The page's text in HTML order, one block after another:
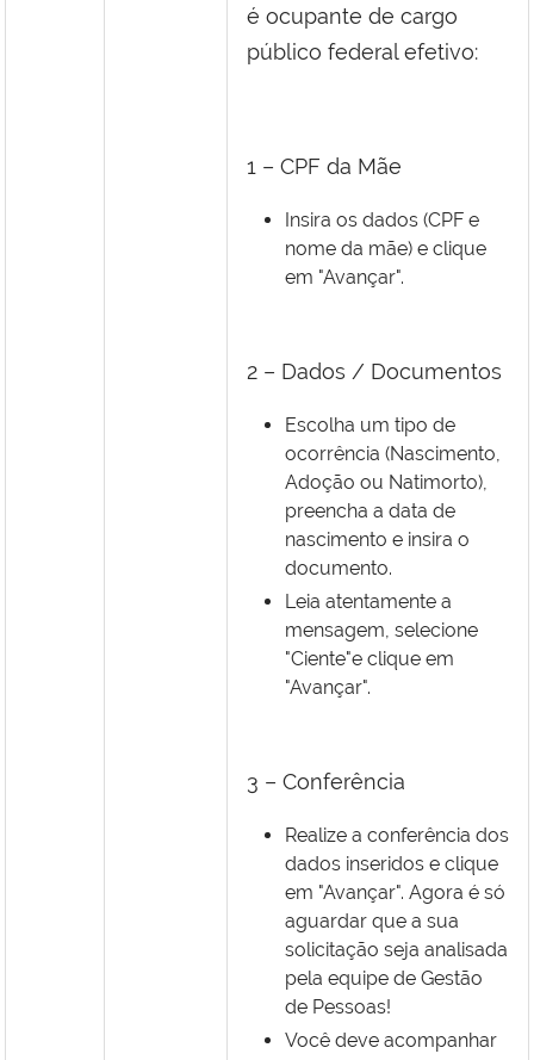
é ocupante de cargo
público federal efetivo:
1 – CPF da Mãe
Insira os dados (CPF e
nome da mãe) e clique
em "Avançar".
2 – Dados / Documentos
Escolha um tipo de
ocorrência (Nascimento,
Adoção ou Natimorto),
preencha a data de
nascimento e insira o
documento.
Leia atentamente a
mensagem, selecione
"Ciente"e clique em
"Avançar".
3 – Conferência
Realize a conferência dos
dados inseridos e clique
em "Avançar". Agora é só
aguardar que a sua
solicitação seja analisada
pela equipe de Gestão
de Pessoas!
Você deve acompanhar